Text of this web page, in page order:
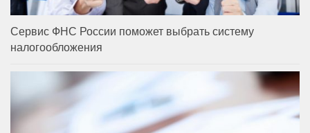
Сервис ФНС России поможет выбрать систему
налогообложения